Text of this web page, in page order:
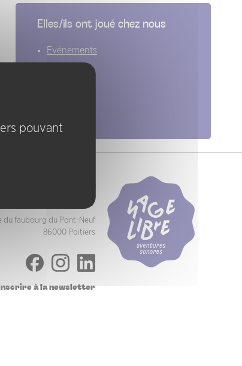
Elles/ils ont joué chez nous
Evénements
Association Jazz à Poitiers
du faubourg du Pont-Neuf
86000 Poitiers
à la newsletter
pouvant